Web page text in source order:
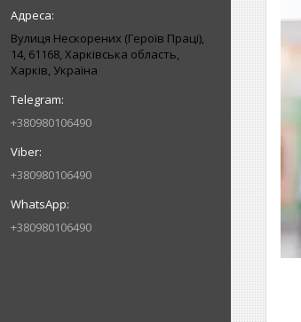
Вулиця Нескорених (Героїв Праці),
14, 61168, Харківська область,
Харків, Україна
+380980106490
+380980106490
+380980106490